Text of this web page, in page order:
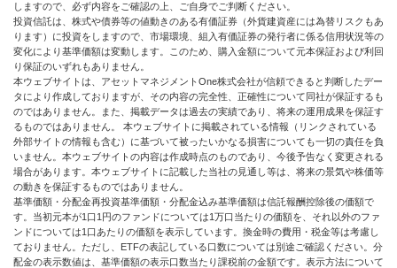
しますので、必ず内容をご確認の上、ご自身でご判断ください。
投資信託は、株式や債券等の値動きのある有価証券（外貨建資産には為替リスクもあ
ります）に投資をしますので、市場環境、組入有価証券の発行者に係る信用状況等の
変化により基準価額は変動します。このため、購入金額について元本保証および利回
り保証のいずれもありません。
本ウェブサイトは、アセットマネジメントOne株式会社が信頼できると判断したデー
タにより作成しておりますが、その内容の完全性、正確性について同社が保証するも
のではありません。また、掲載データは過去の実績であり、将来の運用成果を保証す
るものではありません。 本ウェブサイトに掲載されている情報（リンクされている
外部サイトの情報も含む）に基づいて被ったいかなる損害についても一切の責任を負
いません。本ウェブサイトの内容は作成時点のものであり、今後予告なく変更される
場合があります。本ウェブサイトに記載した当社の見通し等は、将来の景気や株価等
の動きを保証するものではありません。
基準価額・分配金再投資基準価額・分配金込み基準価額は信託報酬控除後の価額で
す。当初元本が1口1円のファンドについては1万口当たりの価額を、それ以外のファ
ンドについては1口あたりの価額を表示しています。換金時の費用・税金等は考慮し
ておりません。ただし、ETFの表記している口数については別途ご確認ください。分
配金の表示数値は、基準価額の表示口数当たり課税前の金額です。表示方法について